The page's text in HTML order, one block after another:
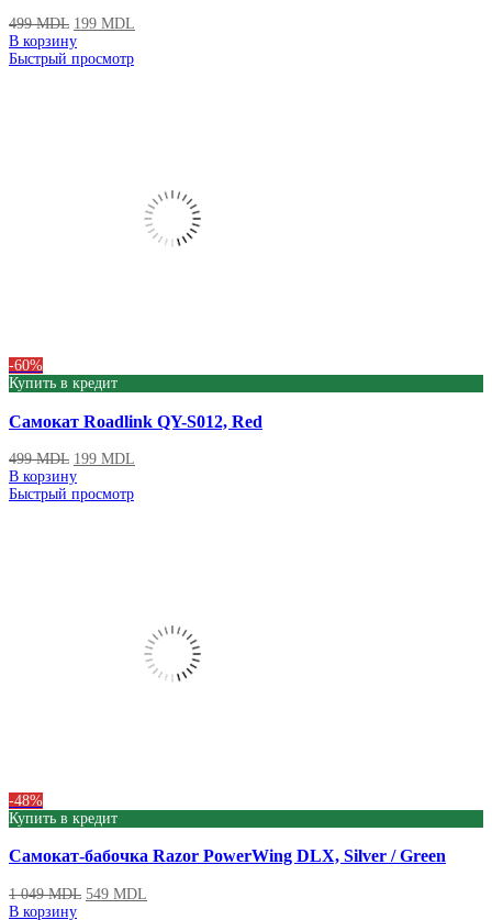
499MDL 199 MDL
В корзину
Быстрый просмотр
-60%
Купить в кредит
Самокат Roadlink QY-S012, Red
499MDL 199 MDL
В корзину
Быстрый просмотр
-48%
Купить в кредит
Самокат-бабочка Razor PowerWing DLX, Silver / Green
1 049MDL 549 MDL
В корзину